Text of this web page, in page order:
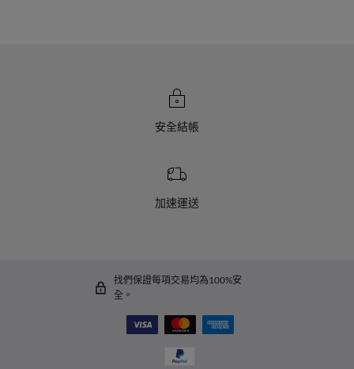
安全結帳
加速運送
找們保證每項交易均為100%安
全。